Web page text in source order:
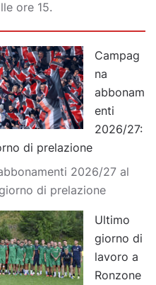
ore 15.
Campag
na
abbonam
enti
2026/27:
di prelazione
2026/27 al
di prelazione
Ultimo
giorno di
lavoro a
Ronzone